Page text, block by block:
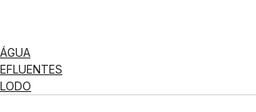
ÁGUA
EFLUENTES
LODO